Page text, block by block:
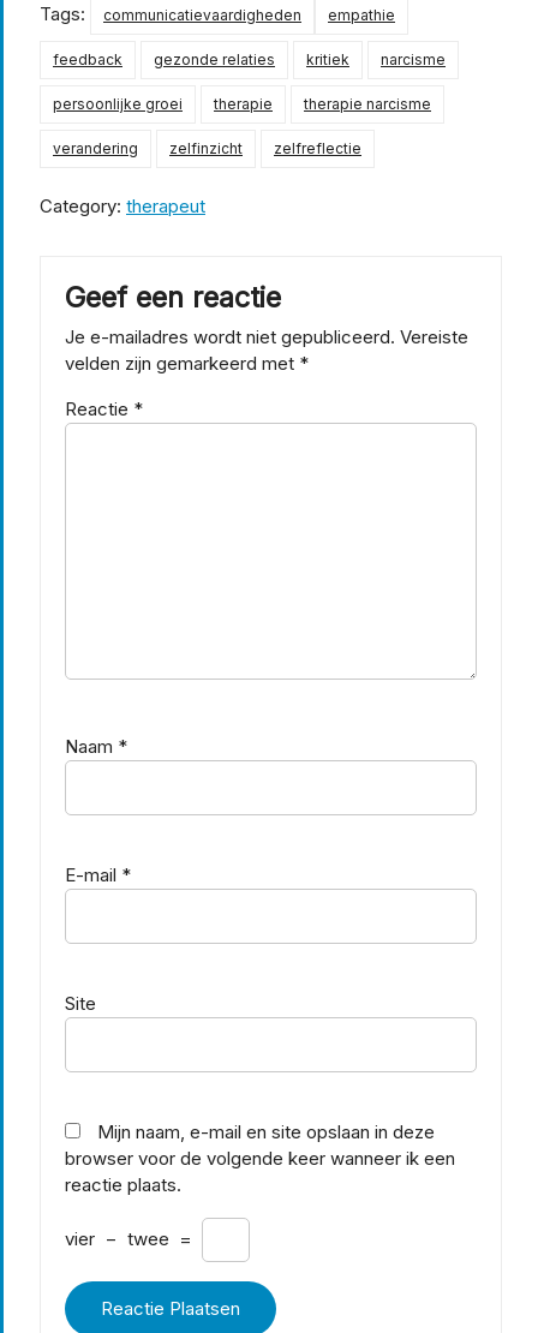
Tags: communicatievaardigheden empathie
feedback gezonde relaties kritiek narcisme
persoonlijke groei therapie therapie narcisme
verandering zelfinzicht zelfreflectie
Category: therapeut
Geef een reactie
Je e-mailadres wordt niet gepubliceerd. Vereiste
velden zijn gemarkeerd met *
Reactie *
Naam *
E-mail *
Site
Mijn naam, e-mail en site opslaan in deze
browser voor de volgende keer wanneer ik een
reactie plaats.
vier − twee =